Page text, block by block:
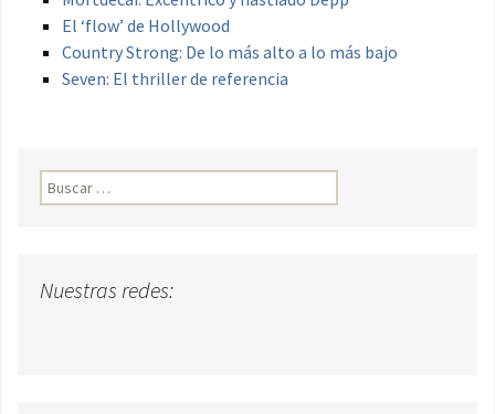
El ‘flow’ de Hollywood
Country Strong: De lo más alto a lo más bajo
Seven: El thriller de referencia
Buscar:
Nuestras redes: